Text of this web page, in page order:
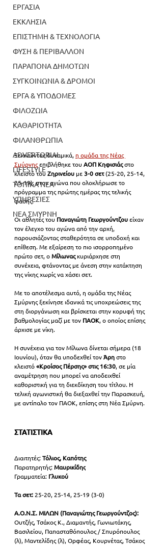
ΕΡΓΑΣΙΑ
ΕΚΚΛΗΣΙΑ
ΕΠΙΣΤΗΜΗ & ΤΕΧΝΟΛΟΓΙΑ
ΦΥΣΗ & ΠΕΡΙΒΑΛΛΟΝ
ΠΑΡΑΠΟΝΑ ΔΗΜΟΤΩΝ
ΣΥΓΚΟΙΝΩΝΙΑ & ΔΡΟΜΟΙ
ΕΡΓΑ & ΥΠΟΔΟΜΕΣ
ΦΙΛΟΖΩΙΑ
ΚΑΘΑΡΙΟΤΗΤΑ
ΦΙΛΑΝΘΡΩΠΙΑ
ADVERTORIAL
LIFESTYLE
ΤΟΠΙΚΑ ΝΕΑ
ΥΠΗΡΕΣΙΕΣ
ΝΕΑ ΣΜΥΡΝΗ
Ξεκινώντας δυναμικά, η ομάδα της Νέας
Σμύρνης επιβλήθηκε του ΑΟΠ Κηφισιάς στο
κλειστό του Ζηρινείου με 3-0 σετ (25-20, 25-14,
25-19), στον αγώνα που ολοκλήρωσε το
πρόγραμμα της πρώτης ημέρας της τελικής
φάσης.
Οι αθλητές του Παναγιώτη Γεωργούντζου είχαν
τον έλεγχο του αγώνα από την αρχή,
παρουσιάζοντας σταθερότητα σε υποδοχή και
επίθεση. Με εξαίρεση το πιο ισορροπημένο
πρώτο σετ, ο Μίλωνας κυριάρχησε στη
συνέχεια, φτάνοντας με άνεση στην κατάκτηση
της νίκης χωρίς να χάσει σετ.
Με το αποτέλεσμα αυτό, η ομάδα της Νέας
Σμύρνης ξεκίνησε ιδανικά τις υποχρεώσεις της
στη διοργάνωση και βρίσκεται στην κορυφή της
βαθμολογίας μαζί με τον ΠΑΟΚ, ο οποίος επίσης
άρχισε με νίκη.
Η συνέχεια για τον Μίλωνα δίνεται σήμερα (18
Ιουνίου), όταν θα υποδεχθεί τον Άρη στο
κλειστό «Κροίσος Πέρσης»στις 16:30, σε μία
αναμέτρηση που μπορεί να αποδειχθεί
καθοριστική για τη διεκδίκηση του τίτλου. Η
τελική αγωνιστική θα διεξαχθεί την Παρασκευή,
με αντίπαλο τον ΠΑΟΚ, επίσης στη Νέα Σμύρνη.
ΣΤΑΤΙΣΤΙΚΑ
Διαιτητές: Τόλιος, Καπότης
Παρατηρητής: Μαυρικίδης
Γραμματεία: Γλυκού
Τα σετ: 25-20, 25-14, 25-19 (3-0)
Α.Ο.Ν.Σ. ΜΙΛΩΝ (Παναγιώτης Γεωργούντζος):
Ουτζής, Τσάκος Κ., Διαμαντής, Γωνιωτάκης,
Βασιλείου, Παπασταθόπουλος / Σπυρόπουλος
(λ), Μαντελίδης (λ), Ορφέας, Κουρνέτας, Τσάκος